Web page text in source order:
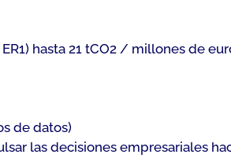
hasta 21 tCO2 / millones de
de datos)
las decisiones empresariales